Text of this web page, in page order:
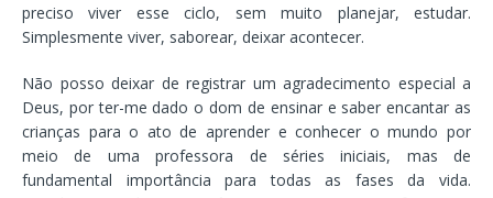
preciso viver esse ciclo, sem muito planejar, estudar.
Simplesmente viver, saborear, deixar acontecer.
Não posso deixar de registrar um agradecimento especial a
Deus, por ter-me dado o dom de ensinar e saber encantar as
crianças para o ato de aprender e conhecer o mundo por
meio de uma professora de séries iniciais, mas de
fundamental importância para todas as fases da vida.